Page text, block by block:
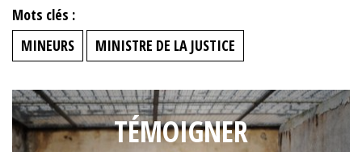
Mots clés :
MINEURS
MINISTRE DE LA JUSTICE
TÉMOIGNER